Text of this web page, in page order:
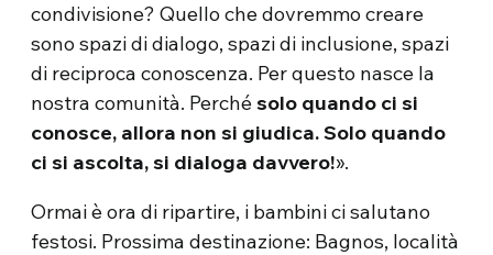
condivisione? Quello che dovremmo creare
sono spazi di dialogo, spazi di inclusione, spazi
di reciproca conoscenza. Per questo nasce la
nostra comunità. Perchésolo quando ci si
conosce, allora non si giudica. Solo quando
ci si ascolta, si dialoga davvero!».
Ormai è ora di ripartire, i bambini ci salutano
festosi. Prossima destinazione: Bagnos, località